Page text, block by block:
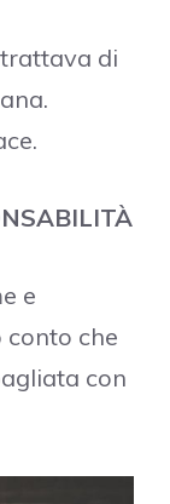
di
e
che
con